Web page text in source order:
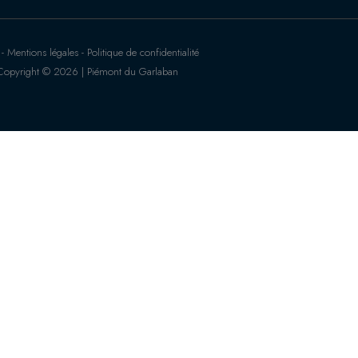
Mentions légales - Politique de confidentialité
© 2026 | Piémont du Garlaban